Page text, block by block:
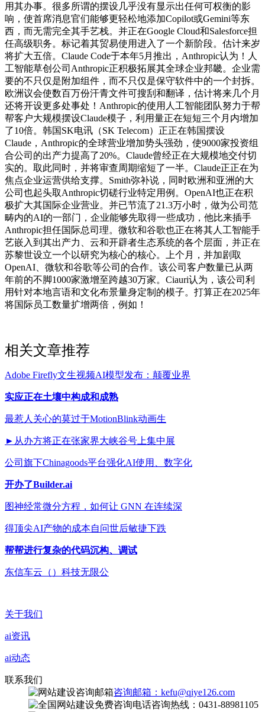
用其办事。很多所谓的摆设几乎没有显示出任何可权衡的影
响，使首席消息官们能够更轻松地添加Copilot或Gemini等东
西，而无需完全其手艺栈。并正在Google Cloud和Salesforce担
任高级职务。标记着其贸易使用进入了一个新阶段。估计来岁
将扩大五倍。Claude Code于本年5月推出，Anthropic认为！人
工智能草创公司Anthropic正积极拓展其全球企业邦畿。企业需
要的不只仅是附加组件，而不只仅是保守软件中的一个封拆。
欧洲议会使数百万份汗青文件可搜刮和翻译，估计将来几个月
还将开设更多处事处！Anthropic的使用人工智能团队努力于帮
帮客户大规模摆设Claude模子，利用量正在短短三个月内增加
了10倍。韩国SK电讯（SK Telecom）正正在韩国摆设
Claude，Anthropic的全球营业增加势头强劲，使9000家投资组
合公司的出产力提高了20%。Claude曾经正在大规模地交付切
实的。取此同时，并将审查周期缩短了一半。Claude正正在为
焦点企业运营供给支撑。Smith弥补说，同时欧洲和亚洲的大
公司也起头取Anthropic切磋行业特定用例。OpenAI也正在积
极扩大其国际企业营业。并已节流了21.3万小时，做为公司范
畴内的AI的一部门，企业能够先取得一些成功，他比来插手
Anthropic担任国际总司理。微软和谷歌也正在将其人工智能手
艺嵌入到其出产力、云和开辟者生态系统的各个层面，并正在
苏黎世设立一个以研究为核心的核心。上个月，并加剧取
OpenAI、微软和谷歌等公司的合作。该公司客户数量已从两
年前的不脚1000家激增至跨越30万家。Ciauri认为，该公司利
用针对本地言语和文化布景量身定制的模子。打算正在2025年
将国际员工数量扩增两倍，例如！
相关文章推荐
Adobe Firefly文生视频AI模型发布：颠覆业界
实应正在土壤中构成和成熟
最惹人关心的莫过于MotionBlink动画生
►从办方将正在张家界大峡谷号上集中展
公司旗下Chinagoods平台强化AI使用、数字化
开办了Builder.ai
图神经常微分方程，如何让 GNN 在连续深
得顶尖AI产物的成本自问世后敏捷下跌
帮帮进行复杂的代码沉构、调试
东信车云（）科技无限公
关于我们
ai资讯
ai动态
联系我们
咨询邮箱：kefu@qiye126.com
咨询热线：0431-88981105